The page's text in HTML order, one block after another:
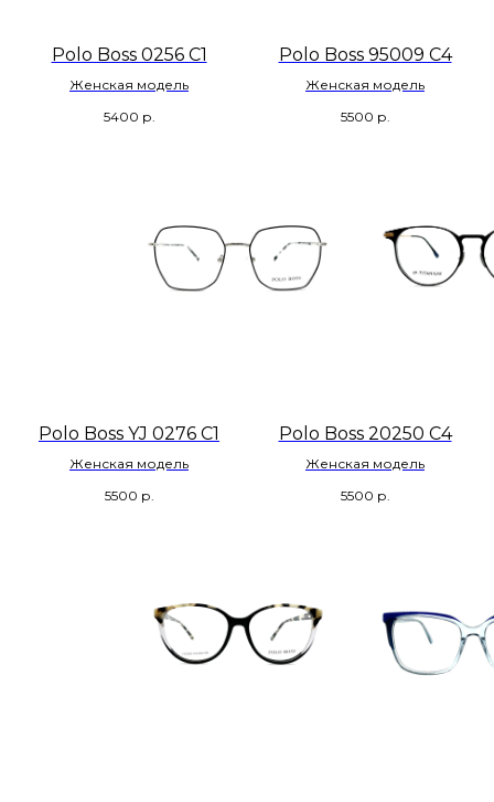
Polo Boss 0256 C1
Женская модель
5400 р.
Polo Boss 95009 C4
Женская модель
5500 р.
Polo Boss YJ 0276 C1
Женская модель
5500 р.
Polo Boss 20250 C4
Женская модель
5500 р.